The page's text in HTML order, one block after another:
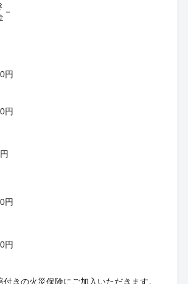
－
円
円
円
円
付きの火災保険にご加入いただきます。